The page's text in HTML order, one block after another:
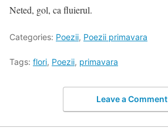
Neted, gol, ca fluierul.
Categories: Poezii, Poezii primavara
Tags: flori, Poezii, primavara
Leave a Comment